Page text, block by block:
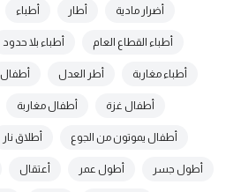
أضرار مادية أطار أطباء
أطباء القطاع العام أطباء بلا حدود
أطباء مغاربة أطر العدل أطفال
أطفال غزة أطفال مغاربة
أطفال يموتون من الجوع أطلاق نار
أطول جسر أطول عمر أعتقال